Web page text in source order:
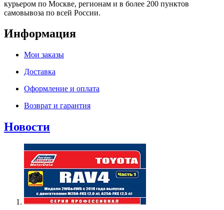
курьером по Москве, регионам и в более 200 пунктов
самовывоза по всей России.
Информация
Мои заказы
Доставка
Оформление и оплата
Возврат и гарантия
Новости